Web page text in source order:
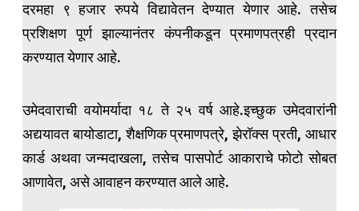
दरमहा ९ हजार रुपये विद्यावेतन देण्यात येणार आहे. तसेच
प्रशिक्षण पूर्ण झाल्यानंतर कंपनीकडून प्रमाणपत्रही प्रदान
करण्यात येणार आहे.
उमेदवाराची वयोमर्यादा १८ ते २५ वर्ष आहे.इच्छुक उमेदवारांनी
अद्ययावत बायोडाटा, शैक्षणिक प्रमाणपत्रे, झेरॉक्स प्रती, आधार
कार्ड अथवा जन्मदाखला, तसेच पासपोर्ट आकाराचे फोटो सोबत
आणावेत, असे आवाहन करण्यात आले आहे.